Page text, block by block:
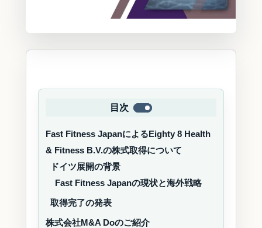
目次
Fast Fitness JapanによるEighty 8 Health
& Fitness B.V.の株式取得について
ドイツ展開の背景
Fast Fitness Japanの現状と海外戦略
取得完了の発表
株式会社M&A Doのご紹介